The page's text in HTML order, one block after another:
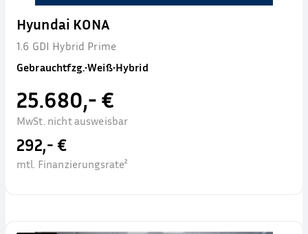
Hyundai KONA
1.6 GDI Hybrid Prime
Gebrauchtfzg.•Weiß•Hybrid
25.680,- €
MwSt. nicht ausweisbar
292,- €
mtl. Finanzierungsrate²